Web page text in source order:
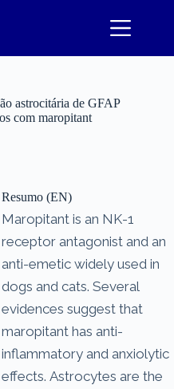
astrocitária de GFAP
com maropitant
Resumo (EN)
Maropitant is an NK-1
receptor antagonist and an
anti-emetic widely used in
dogs and cats. Several
evidences suggest that
maropitant has anti-
inflammatory and anxiolytic
effects. Astrocytes are the